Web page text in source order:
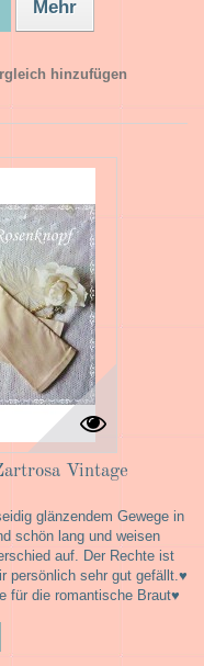
Mehr
hinzufügen
Vintage
glänzendem Gewege in
schön lang und weisen
auf. Der Rechte ist
persönlich sehr gut gefällt.♥
für die romantische Braut♥